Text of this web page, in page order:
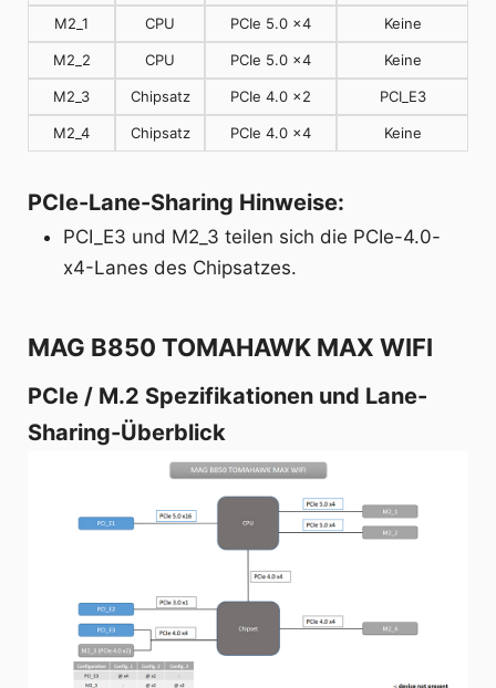
M2_1 CPU PCIe 5.0 x4 Keine
M2_2 CPU PCIe 5.0 x4 Keine
M2_3 Chipsatz PCIe 4.0 x2 PCI_E3
M2_4 Chipsatz PCIe 4.0 x4 Keine
PCIe-Lane-Sharing Hinweise:
PCI_E3 und M2_3 teilen sich die PCIe-4.0-
x4-Lanes des Chipsatzes.
MAG B850 TOMAHAWK MAX WIFI
PCIe / M.2 Spezifikationen und Lane-
Sharing-Überblick